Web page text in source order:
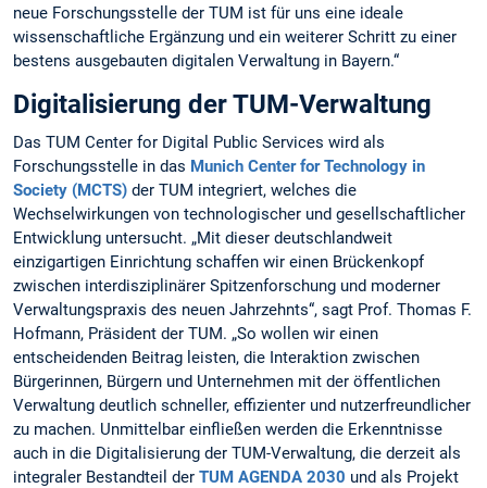
neue Forschungsstelle der TUM ist für uns eine ideale
wissenschaftliche Ergänzung und ein weiterer Schritt zu einer
bestens ausgebauten digitalen Verwaltung in Bayern.“
Digitalisierung der TUM-Verwaltung
Das TUM Center for Digital Public Services wird als
Forschungsstelle in das Munich Center for Technology in
Society (MCTS) der TUM integriert, welches die
Wechselwirkungen von technologischer und gesellschaftlicher
Entwicklung untersucht. „Mit dieser deutschlandweit
einzigartigen Einrichtung schaffen wir einen Brückenkopf
zwischen interdisziplinärer Spitzenforschung und moderner
Verwaltungspraxis des neuen Jahrzehnts“, sagt Prof. Thomas F.
Hofmann, Präsident der TUM. „So wollen wir einen
entscheidenden Beitrag leisten, die Interaktion zwischen
Bürgerinnen, Bürgern und Unternehmen mit der öffentlichen
Verwaltung deutlich schneller, effizienter und nutzerfreundlicher
zu machen. Unmittelbar einfließen werden die Erkenntnisse
auch in die Digitalisierung der TUM-Verwaltung, die derzeit als
integraler Bestandteil der TUM AGENDA 2030 und als Projekt